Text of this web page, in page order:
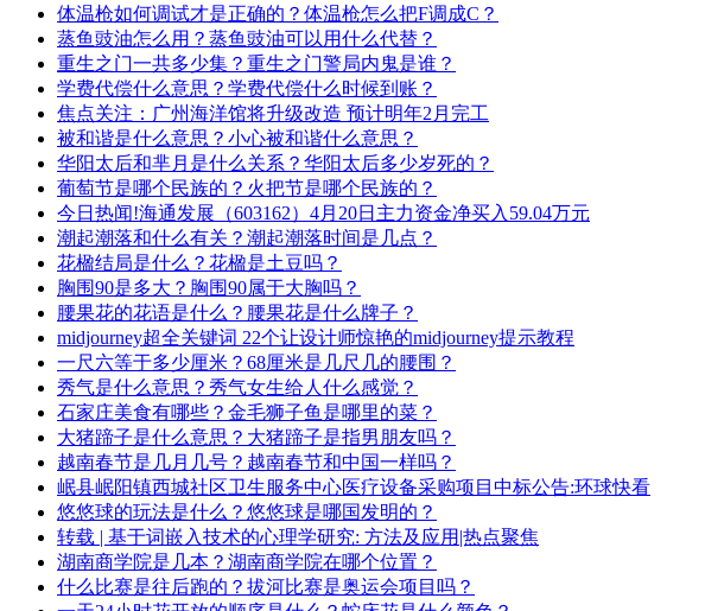
体温枪如何调试才是正确的？体温枪怎么把F调成C？
蒸鱼豉油怎么用？蒸鱼豉油可以用什么代替？
重生之门一共多少集？重生之门警局内鬼是谁？
学费代偿什么意思？学费代偿什么时候到账？
焦点关注：广州海洋馆将升级改造 预计明年2月完工
被和谐是什么意思？小心被和谐什么意思？
华阳太后和芈月是什么关系？华阳太后多少岁死的？
葡萄节是哪个民族的？火把节是哪个民族的？
今日热闻!海通发展（603162）4月20日主力资金净买入59.04万元
潮起潮落和什么有关？潮起潮落时间是几点？
花楹结局是什么？花楹是土豆吗？
胸围90是多大？胸围90属于大胸吗？
腰果花的花语是什么？腰果花是什么牌子？
midjourney超全关键词 22个让设计师惊艳的midjourney提示教程
一尺六等于多少厘米？68厘米是几尺几的腰围？
秀气是什么意思？秀气女生给人什么感觉？
石家庄美食有哪些？金毛狮子鱼是哪里的菜？
大猪蹄子是什么意思？大猪蹄子是指男朋友吗？
越南春节是几月几号？越南春节和中国一样吗？
岷县岷阳镇西城社区卫生服务中心医疗设备采购项目中标公告:环球快看
悠悠球的玩法是什么？悠悠球是哪国发明的？
转载 | 基于词嵌入技术的心理学研究: 方法及应用|热点聚焦
湖南商学院是几本？湖南商学院在哪个位置？
什么比赛是往后跑的？拔河比赛是奥运会项目吗？